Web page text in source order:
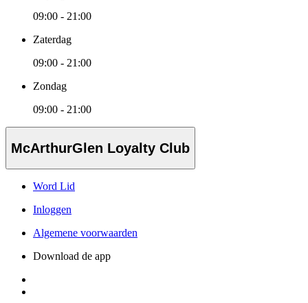
09:00 - 21:00
Zaterdag
09:00 - 21:00
Zondag
09:00 - 21:00
McArthurGlen Loyalty Club
Word Lid
Inloggen
Algemene voorwaarden
Download de app